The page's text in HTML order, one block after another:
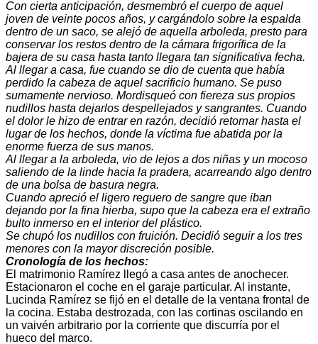
Con cierta anticipación, desmembró el cuerpo de aquel
joven de veinte pocos años, y cargándolo sobre la espalda
dentro de un saco, se alejó de aquella arboleda, presto para
conservar los restos dentro de la cámara frigorífica de la
bajera de su casa hasta tanto llegara tan significativa fecha.
Al llegar a casa, fue cuando se dio de cuenta que había
perdido la cabeza de aquel sacrificio humano. Se puso
sumamente nervioso. Mordisqueó con fiereza sus propios
nudillos hasta dejarlos despellejados y sangrantes. Cuando
el dolor le hizo de entrar en razón, decidió retornar hasta el
lugar de los hechos, donde la víctima fue abatida por la
enorme fuerza de sus manos.
Al llegar a la arboleda, vio de lejos a dos niñas y un mocoso
saliendo de la linde hacia la pradera, acarreando algo dentro
de una bolsa de basura negra.
Cuando apreció el ligero reguero de sangre que iban
dejando por la fina hierba, supo que la cabeza era el extraño
bulto inmerso en el interior del plástico.
Se chupó los nudillos con fruición. Decidió seguir a los tres
menores con la mayor discreción posible.
Cronología de los hechos:
El matrimonio Ramírez llegó a casa antes de anochecer.
Estacionaron el coche en el garaje particular. Al instante,
Lucinda Ramírez se fijó en el detalle de la ventana frontal de
la cocina. Estaba destrozada, con las cortinas oscilando en
un vaivén arbitrario por la corriente que discurría por el
hueco del marco.